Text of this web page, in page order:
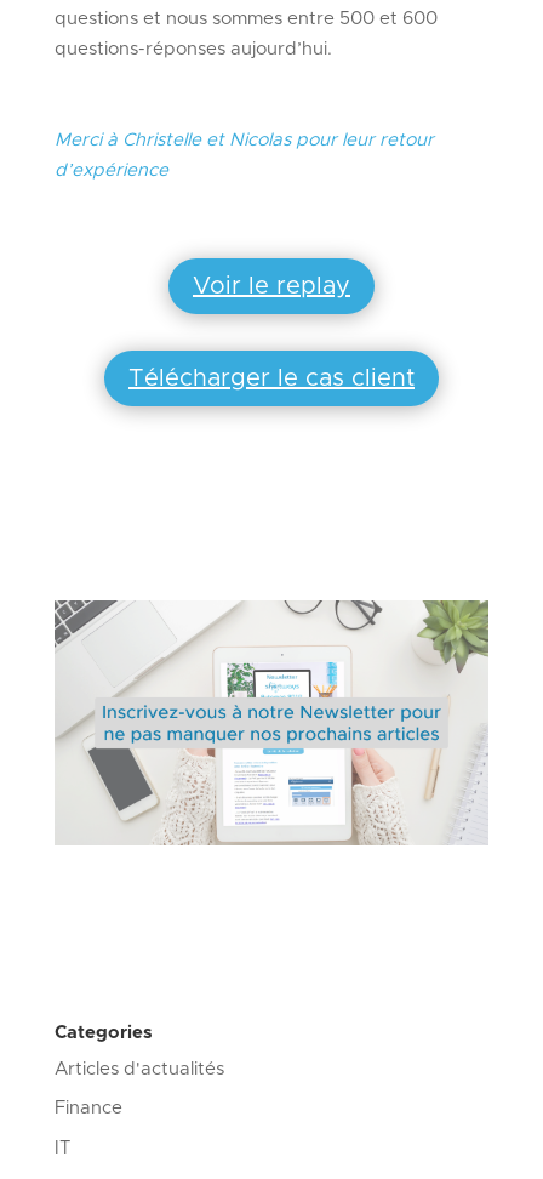
questions et nous sommes entre 500 et 600
questions-réponses aujourd’hui.
Merci à Christelle et Nicolas pour leur retour
d’expérience
Voir le replay
Télécharger le cas client
Categories
Articles d'actualités
Finance
IT